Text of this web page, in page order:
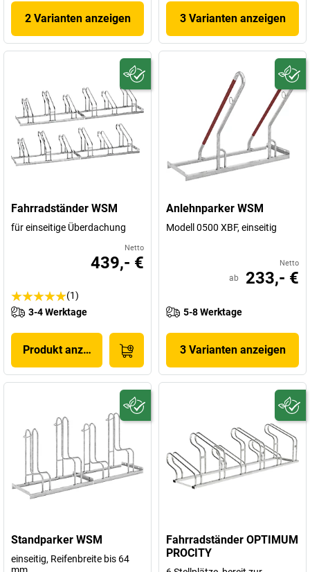
2 Varianten anzeigen 3 Varianten anzeigen
Fahrradständer WSM
für einseitige Überdachung
Netto
439,- €
(1)
3-4 Werktage
Produkt anzeigen
Anlehnparker WSM
Modell 0500 XBF, einseitig
Netto
ab 233,- €
5-8 Werktage
3 Varianten anzeigen
Standparker WSM
einseitig, Reifenbreite bis 64
Fahrradständer OPTIMUM
PROCITY